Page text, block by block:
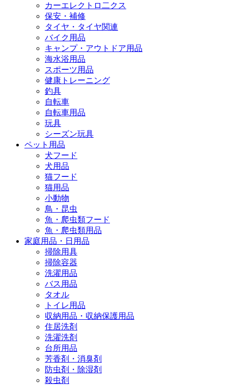
カーエレクトロ二クス
保安・補修
タイヤ・タイヤ関連
バイク用品
キャンプ・アウトドア用品
海水浴用品
スポーツ用品
健康トレーニング
釣具
自転車
自転車用品
玩具
シーズン玩具
ペット用品
犬フード
犬用品
猫フード
猫用品
小動物
鳥・昆虫
魚・爬虫類フード
魚・爬虫類用品
家庭用品・日用品
掃除用具
掃除容器
洗濯用品
バス用品
タオル
トイレ用品
収納用品・収納保護用品
住居洗剤
洗濯洗剤
台所用品
芳香剤・消臭剤
防虫剤・除湿剤
殺虫剤